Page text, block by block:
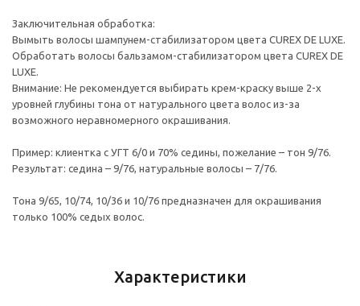
Заключительная обработка:
Вымыть волосы шампунем-стабилизатором цвета CUREX DE LUXE.
Обработать волосы бальзамом-стабилизатором цвета CUREX DE
LUXE.
Внимание: Не рекомендуется выбирать крем-краску выше 2-х
уровней глубины тона от натурального цвета волос из-за
возможного неравномерного окрашивания.
Пример: клиентка с УГТ 6/0 и 70% седины, пожелание – тон 9/76.
Результат: седина – 9/76, натуральные волосы – 7/76.
Тона 9/65, 10/74, 10/36 и 10/76 предназначен для окрашивания
только 100% седых волос.
Характеристики